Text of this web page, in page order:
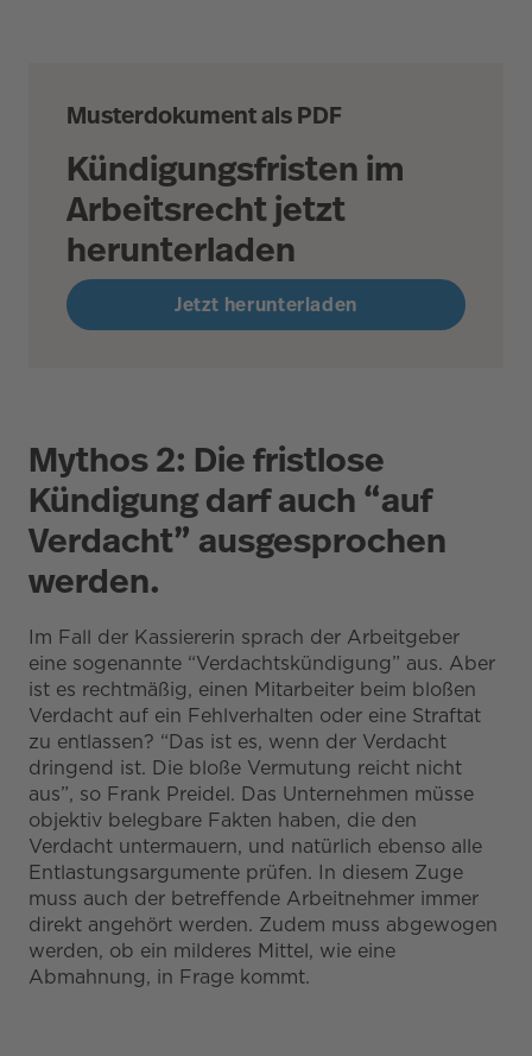
Musterdokument als PDF
Kündigungsfristen im
Arbeitsrecht jetzt
herunterladen
Jetzt herunterladen
Mythos 2: Die fristlose
Kündigung darf auch “auf
Verdacht” ausgesprochen
werden.
Im Fall der Kassiererin sprach der Arbeitgeber
eine sogenannte “Verdachtskündigung” aus. Aber
ist es rechtmäßig, einen Mitarbeiter beim bloßen
Verdacht auf ein Fehlverhalten oder eine Straftat
zu entlassen? “Das ist es, wenn der Verdacht
dringend ist. Die bloße Vermutung reicht nicht
aus”, so Frank Preidel. Das Unternehmen müsse
objektiv belegbare Fakten haben, die den
Verdacht untermauern, und natürlich ebenso alle
Entlastungsargumente prüfen. In diesem Zuge
muss auch der betreffende Arbeitnehmer immer
direkt angehört werden. Zudem muss abgewogen
werden, ob ein milderes Mittel, wie eine
Abmahnung, in Frage kommt.